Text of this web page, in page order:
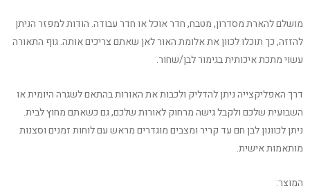
מושלם להארת מסדרון, מטבח, חדר אוכל או חדר עבודה. הודות למפזר הניתן
להזזה, כך תוכלו לכוון את אלומת האור לאן שאתם צריכים אותה. גוף התאורה
עשוי מתכת איכותית בגימור לבן/שחור.
דרך האפליקצייה ניתן להדליק ולכבות את האורות בהתאם לשגרה היומית או
השבועית שלכם ולקבל גישה מרחוק לאורות שלכם, גם כשאתם מחוץ לבית.
ניתן לכוונון לבן חם עד קריר ומצבים מוגדרים מראש עם לוחות זמנים וסצנות
מותאמות אישית.
המוצר: